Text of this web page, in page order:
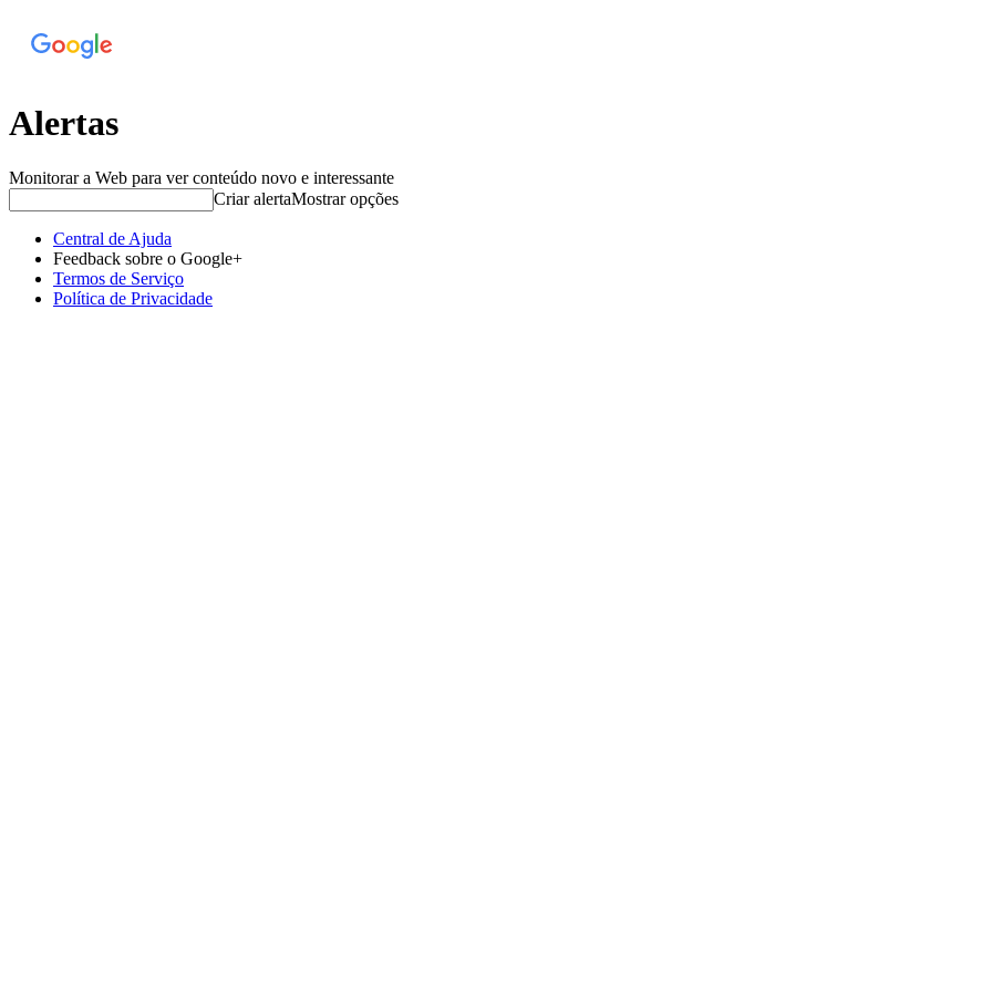
Alertas
Monitorar a Web para ver conteúdo novo e interessante
Criar alertaMostrar opções
Central de Ajuda
Feedback sobre o Google+
Termos de Serviço
Política de Privacidade